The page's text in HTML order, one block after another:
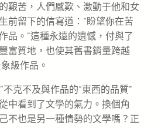
艱苦，人們感歎、激動于他和女
前留下的信寫道：“盼望你在苦
品。”這種永遠的遺憾，付與了
富質地，也使其舊書銷量跨越
級作品。
不克不及與作品的“東西的品質”
中看到了文學的氣力。換個角
不也是另一種情勢的文學嗎？正